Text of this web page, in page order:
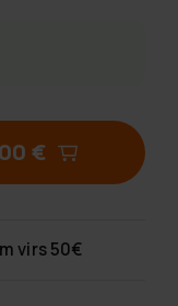
€
virs 50€